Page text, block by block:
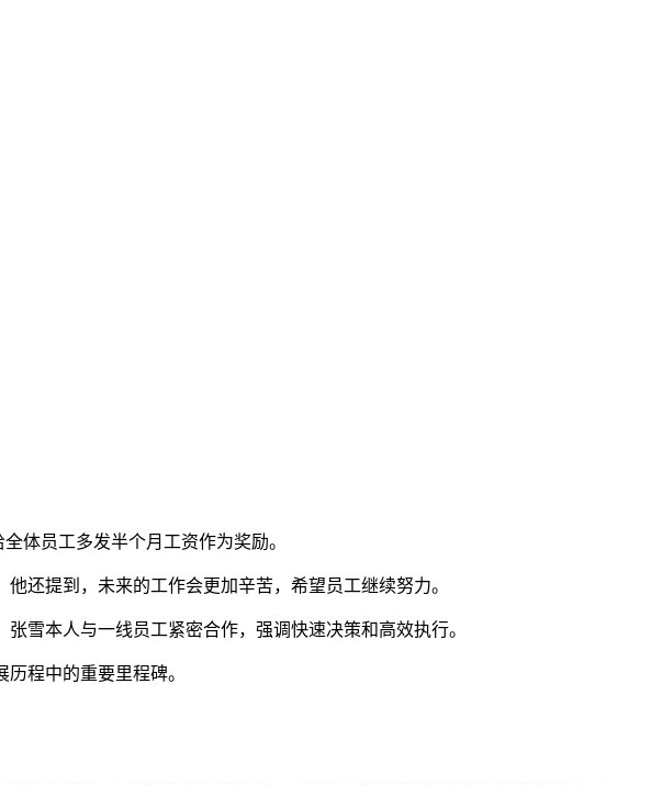
体员工多发半个月工资作为奖励。
还提到，未来的工作会更加辛苦，希望员工继续努力。
雪本人与一线员工紧密合作，强调快速决策和高效执行。
程中的重要里程碑。